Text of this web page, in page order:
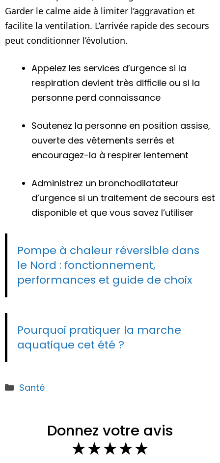
Garder le calme aide à limiter l’aggravation et
facilite la ventilation. L’arrivée rapide des secours
peut conditionner l’évolution.
Appelez les services d’urgence si la
respiration devient très difficile ou si la
personne perd connaissance
Soutenez la personne en position assise,
ouverte des vêtements serrés et
encouragez-la à respirer lentement
Administrez un bronchodilatateur
d’urgence si un traitement de secours est
disponible et que vous savez l’utiliser
Pompe à chaleur réversible dans
le Nord : fonctionnement,
performances et guide de choix
Pourquoi pratiquer la marche
aquatique cet été ?
Catégories
Santé
Donnez votre avis
★★★★★